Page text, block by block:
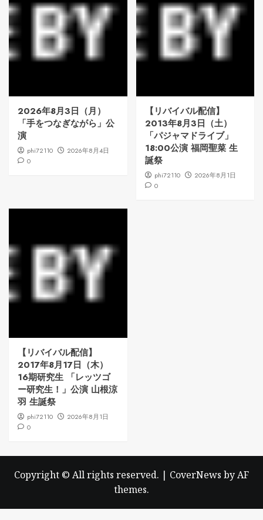
2026年8月3日（月）
「手をつなぎながら」公
演
phi72110
2026年8月4日
0
【リバイバル配信】
2013年8月3日（土）
「パジャマドライブ」
18:00公演 福岡聖菜 生
誕祭
phi72110
2026年8月1日
0
【リバイバル配信】
2017年8月17日（木）
16期研究生 「レッツゴ
ー研究生！」公演 山根涼
羽 生誕祭
phi72110
2026年8月1日
0
Copyright © All rights reserved. | CoverNews by AF
themes.